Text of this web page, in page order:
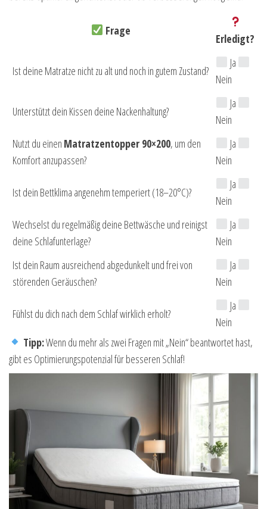
Frage
Erledigt?
Ist deine Matratze nicht zu alt und noch in gutem Zustand?
Ja
Nein
Unterstützt dein Kissen deine Nackenhaltung?
Ja
Nein
Nutzt du einen Matratzentopper 90×200, um den
Komfort anzupassen?
Ja
Nein
Ist dein Bettklima angenehm temperiert (18–20°C)?
Ja
Nein
Wechselst du regelmäßig deine Bettwäsche und reinigst
deine Schlafunterlage?
Ja
Nein
Ist dein Raum ausreichend abgedunkelt und frei von
störenden Geräuschen?
Ja
Nein
Fühlst du dich nach dem Schlaf wirklich erholt?
Ja
Nein
Tipp:Wenn du mehr als zwei Fragen mit „Nein“ beantwortet hast,
gibt es Optimierungspotenzial für besseren Schlaf!